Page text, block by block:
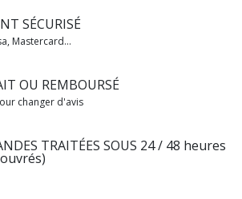
SÉCURISÉ
Mastercard...
OU REMBOURSÉ
changer d'avis
TRAITÉES SOUS 24 / 48 heures